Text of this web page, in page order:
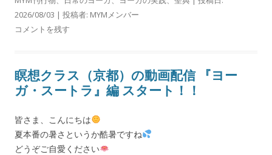
2026/08/03 | 投稿者: MYMメンバー
コメントを残す
瞑想クラス（京都）の動画配信 『ヨー
ガ・スートラ』編 スタート！！
皆さま、こんにちは
夏本番の暑さというか酷暑ですね
どうぞご自愛ください